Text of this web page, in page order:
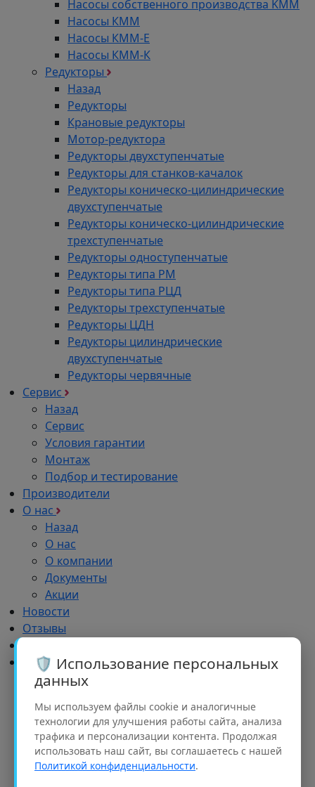
🛡️ Использование персональных
данных
Мы используем файлы cookie и аналогичные
технологии для улучшения работы сайта, анализа
трафика и персонализации контента. Продолжая
использовать наш сайт, вы соглашаетесь с нашей
Политикой конфиденциальности.
Насосы собственного производства KMM
Насосы КММ
Насосы КММ-Е
Насосы КММ-К
Редукторы
Назад
Редукторы
Крановые редукторы
Мотор-редуктора
Редукторы двухступенчатые
Редукторы для станков-качалок
Редукторы коническо-цилиндрические
двухступенчатые
Редукторы коническо-цилиндрические
трехступенчатые
Редукторы одноступенчатые
Редукторы типа РМ
Редукторы типа РЦД
Редукторы трехступенчатые
Редукторы ЦДН
Редукторы цилиндрические
двухступенчатые
Редукторы червячные
Сервис
Назад
Сервис
Условия гарантии
Монтаж
Подбор и тестирование
Производители
О нас
Назад
О нас
О компании
Документы
Акции
Новости
Отзывы
Дилерам
Назад
Обучение
Реклама
Партнерский портфель
Рализация проектов